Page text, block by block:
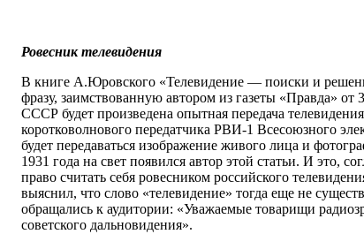
Ровесник телевидения
В книге А.Юровского «Телевидение — поиски и
фразу, заимствованную автором из газеты «Правда» от
СССР будет произведена опытная передача
коротковолнового передатчика РВИ-1 Всесоюзного
будет передаваться изображение живого лица и
1931 года на свет появился автор этой статьи. И это,
право считать себя ровесником российского
выяснил, что слово «телевидение» тогда еще не
обращались к аудитории: «Уважаемые товарищи
советского дальновидения».